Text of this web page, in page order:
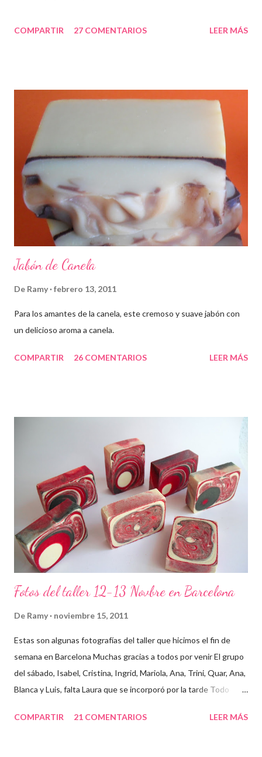
COMPARTIR 27 COMENTARIOS LEER MÁS
Jabón de Canela
De Ramy febrero 13, 2011
Para los amantes de la canela, este cremoso y suave jabón con
un delicioso aroma a canela.
COMPARTIR 26 COMENTARIOS LEER MÁS
Fotos del taller 12-13 Novbre en Barcelona
De Ramy noviembre 15, 2011
Estas son algunas fotografías del taller que hicimos el fin de
semana en Barcelona Muchas gracias a todos por venir El grupo
del sábado, Isabel, Cristina, Ingrid, Mariola, Ana, Trini, Quar, Ana,
Blanca y Luis, falta Laura que se incorporó por la tarde Todo
primero un poco de teórica para tener claro lo que tenemos que
COMPARTIR 21 COMENTARIOS LEER MÁS